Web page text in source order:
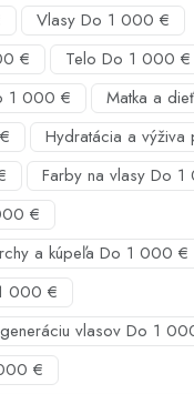
Vlasy Do 1 000 €
€
Telo Do 1 000 €
1 000 €
Matka a
Hydratácia a
Farby na vlasy Do
€
a kúpeľa Do 1 000 €
000 €
vlasov Do 1
€